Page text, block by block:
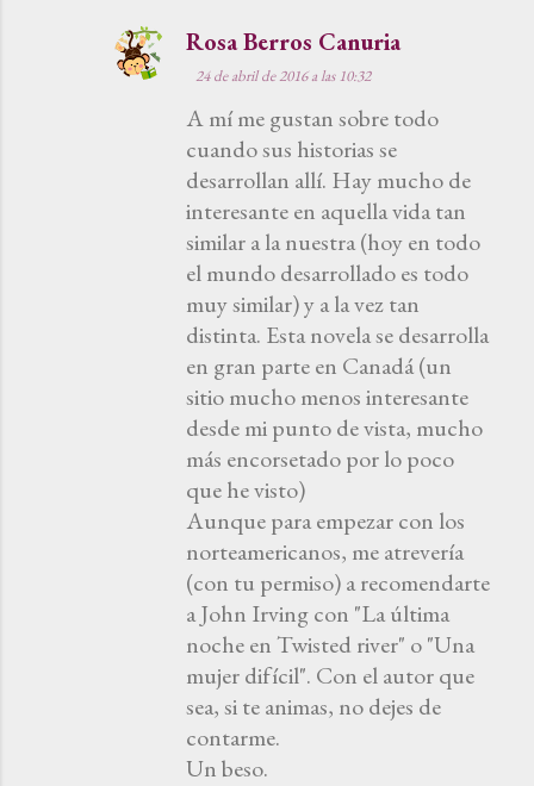
Rosa Berros Canuria
24 de abril de 2016 a las 10:32
A mí me gustan sobre todo
cuando sus historias se
desarrollan allí. Hay mucho de
interesante en aquella vida tan
similar a la nuestra (hoy en todo
el mundo desarrollado es todo
muy similar) y a la vez tan
distinta. Esta novela se desarrolla
en gran parte en Canadá (un
sitio mucho menos interesante
desde mi punto de vista, mucho
más encorsetado por lo poco
que he visto)
Aunque para empezar con los
norteamericanos, me atrevería
(con tu permiso) a recomendarte
a John Irving con "La última
noche en Twisted river" o "Una
mujer difícil". Con el autor que
sea, si te animas, no dejes de
contarme.
Un beso.